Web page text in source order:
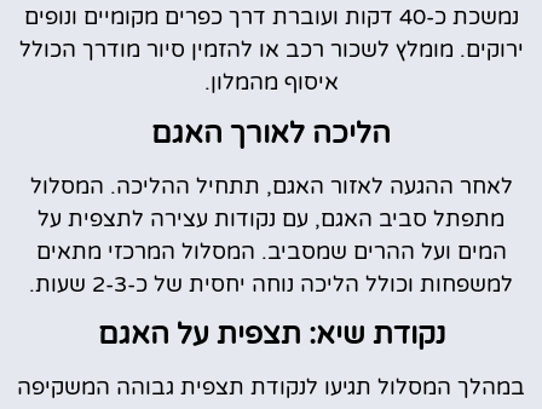
נמשכת כ-40 דקות ועוברת דרך כפרים מקומיים ונופים
ירוקים. מומלץ לשכור רכב או להזמין סיור מודרך הכולל
איסוף מהמלון.
הליכה לאורך האגם
לאחר ההגעה לאזור האגם, תתחיל ההליכה. המסלול
מתפתל סביב האגם, עם נקודות עצירה לתצפית על
המים ועל ההרים שמסביב. המסלול המרכזי מתאים
למשפחות וכולל הליכה נוחה יחסית של כ-2-3 שעות.
נקודת שיא: תצפית על האגם
במהלך המסלול תגיעו לנקודת תצפית גבוהה המשקיפה